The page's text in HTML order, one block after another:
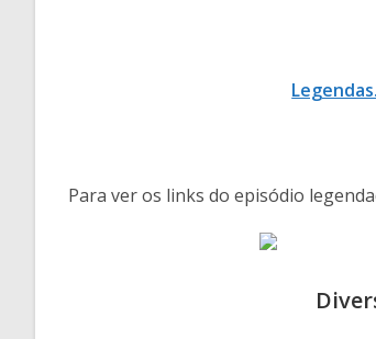
Para ver os links do episódio